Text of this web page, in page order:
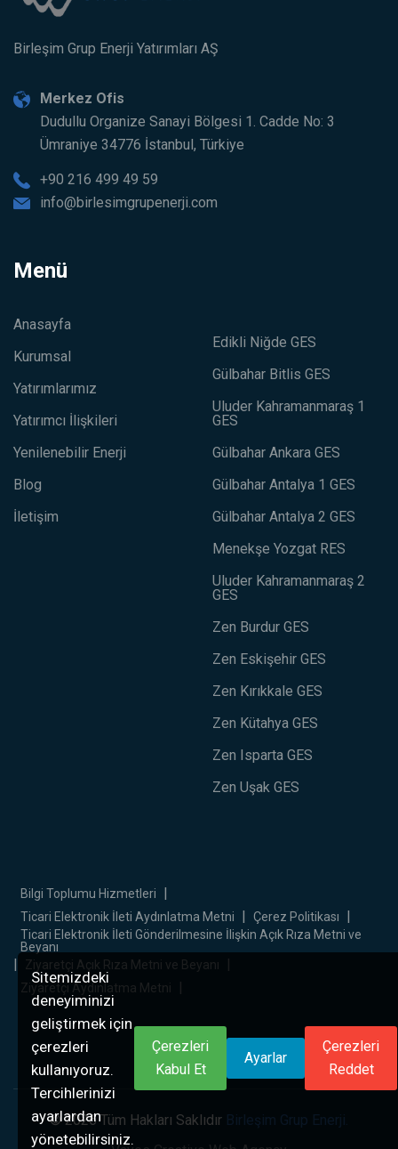
Birleşim Grup Enerji Yatırımları AŞ
Merkez Ofis
Dudullu Organize Sanayi Bölgesi 1. Cadde No: 3
Ümraniye 34776 İstanbul, Türkiye
+90 216 499 49 59
info@birlesimgrupenerji.com
Menü
Anasayfa
Kurumsal
Yatırımlarımız
Yatırımcı İlişkileri
Yenilenebilir Enerji
Blog
İletişim
Edikli Niğde GES
Gülbahar Bitlis GES
Uluder Kahramanmaraş 1
GES
Gülbahar Ankara GES
Gülbahar Antalya 1 GES
Gülbahar Antalya 2 GES
Menekşe Yozgat RES
Uluder Kahramanmaraş 2
GES
Zen Burdur GES
Zen Eskişehir GES
Zen Kırıkkale GES
Zen Kütahya GES
Zen Isparta GES
Zen Uşak GES
Bilgi Toplumu Hizmetleri |
Ticari Elektronik İleti Aydınlatma Metni | Çerez Politikası |
Ticari Elektronik İleti Gönderilmesine İlişkin Açık Rıza Metni ve
Beyanı
| Ziyaretçi Açık Rıza Metni ve Beyanı |
Ziyaretçi Aydınlatma Metni |
© 2026 Tüm Hakları Saklıdır Birleşim Grup Enerji.
Sitemizdeki
deneyiminizi
geliştirmek için
çerezleri
kullanıyoruz.
Tercihlerinizi
ayarlardan
yönetebilirsiniz.
Çerezleri
Kabul Et
Ayarlar
Çerezleri
Reddet